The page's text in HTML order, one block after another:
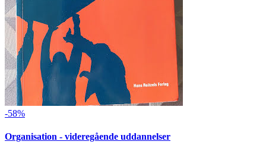
-58%
Organisation - videregående uddannelser